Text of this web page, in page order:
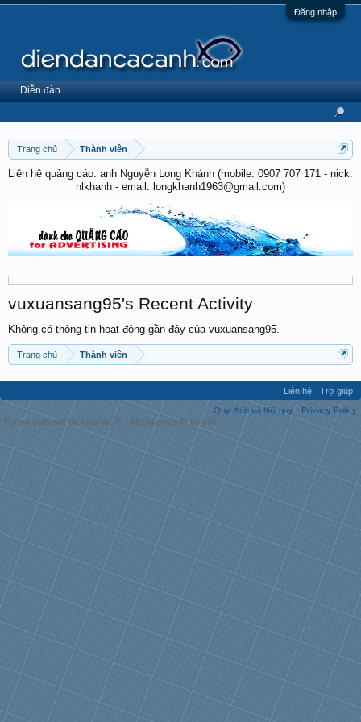
Đăng nhập
Trang chủ Thành viên
Liên hệ quảng cáo: anh Nguyễn Long Khánh (mobile: 0907 707 171 - nick:
nlkhanh - email: longkhanh1963@gmail.com)
vuxuansang95's Recent Activity
Không có thông tin hoạt động gần đây của vuxuansang95.
Trang chủ Thành viên
Diễn đàn
Liên hệ
Trợ giúp
Quy định và Nội quy
Privacy Policy
Forum software by XenForo™ | Media embeds by s9e